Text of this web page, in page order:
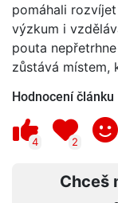
pomáhali
výzkum i
pouta
zůstává místem,
Hodnocení článku
4 2
Chceš